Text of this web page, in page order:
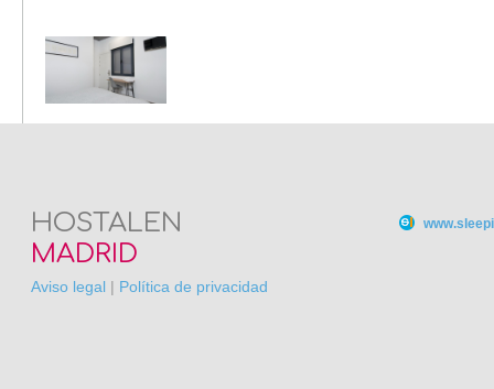
HOSTALEN
MADRID
Aviso legal | Política de privacidad